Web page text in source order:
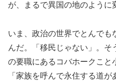
が、まるで異国の地のように
いま、政治の世界でとんでも
んだ。「移民じゃない」。
の要職にあるコバホークこと
「家族を呼んで永住する道